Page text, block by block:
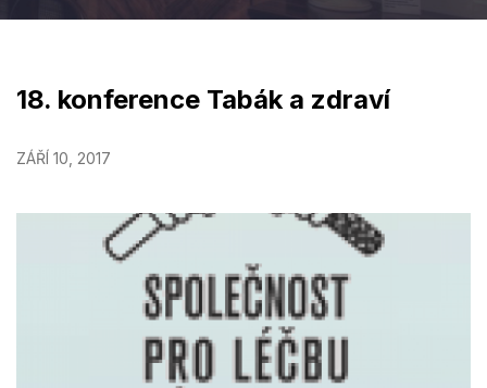
18. konference Tabák a zdraví
ZÁŘÍ 10, 2017